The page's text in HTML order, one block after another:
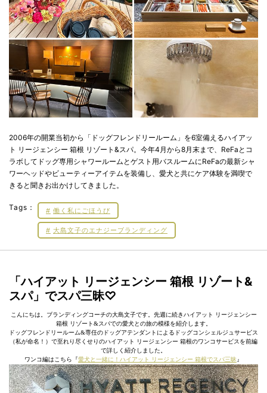
2006年の開業当初から「ドッグフレンドリールーム」を6室備えるハイアッ
ト リージェンシー 箱根 リゾート&スパ。今年4月から8月末まで、ReFaとコ
ラボしてドッグ専用シャワールームとゲスト用バスルームにReFaの最新シャ
ワーヘッドやビューティーアイテムを装備し、愛犬と共にケア体験を満喫で
きると聞きお出かけしてきました。
Tags： 働く私にごほうび
大島文子のエナジーブランディング
「ハイアット リージェンシー 箱根 リゾート&
スパ」でスパ三昧♡
こんにちは。ブランディングコーチの大島文子です。先週に続きハイアット リージェンシー
箱根 リゾート&スパでの愛犬との旅の模様を紹介します。
ドッグフレンドリールーム&専任のドッグアテンダントによるドッグコンシェルジュサービス
（私が命名！）で至れり尽くせりのハイアット リージェンシー 箱根のワンコサービスを前編
で詳しく紹介しました。
ワンコ編はこちら『愛犬と一緒に！ハイアット リージェンシー 箱根でスパ三昧』